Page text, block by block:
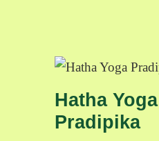
Hatha Yoga
Pradipika